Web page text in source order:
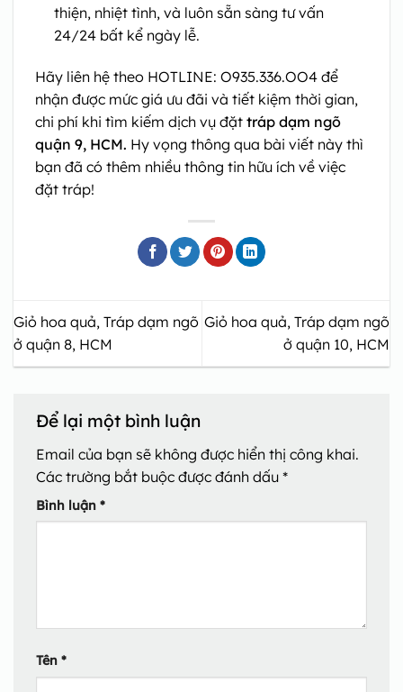
thiện, nhiệt tình, và luôn sẵn sàng tư vấn
24/24 bất kể ngày lễ.
Hãy liên hệ theo HOTLINE: O935.336.OO4 để
nhận được mức giá ưu đãi và tiết kiệm thời gian,
chi phí khi tìm kiếm dịch vụ đặt tráp dạm ngõ
quận 9, HCM. Hy vọng thông qua bài viết này thì
bạn đã có thêm nhiều thông tin hữu ích về việc
đặt tráp!
Giỏ hoa quả, Tráp dạm ngõ
ở quận 8, HCM
Giỏ hoa quả, Tráp dạm ngõ
ở quận 10, HCM
Để lại một bình luận
Email của bạn sẽ không được hiển thị công khai.
Các trường bắt buộc được đánh dấu *
Bình luận *
Tên *